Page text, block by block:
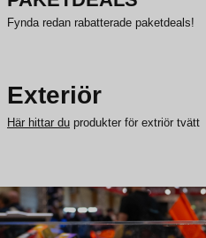
Fynda redan rabatterade paketdeals!
Exteriör
Här hittar du produkter för extriör tvätt